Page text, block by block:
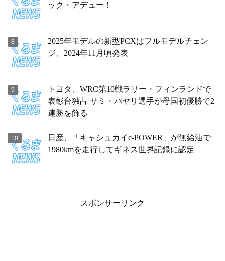
ック・アデュー！
2025年モデルの新型PCXはフルモデルチェン
ジ、2024年11月頃発表
トヨタ、WRC第10戦ラリー・フィンランドで
表彰台独占 サミ・パヤリ選手が母国初優勝で2
連勝を飾る
日産、「キャシュカイe-POWER」が無給油で
1980kmを走行してギネス世界記録に認定
スポンサーリンク